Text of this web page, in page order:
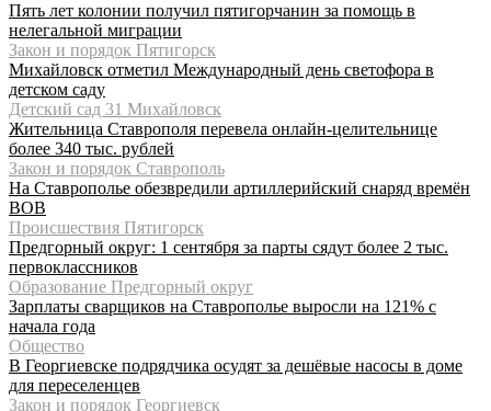
Пять лет колонии получил пятигорчанин за помощь в
нелегальной миграции
Закон и порядок Пятигорск
Михайловск отметил Международный день светофора в
детском саду
Детский сад 31 Михайловск
Жительница Ставрополя перевела онлайн-целительнице
более 340 тыс. рублей
Закон и порядок Ставрополь
На Ставрополье обезвредили артиллерийский снаряд времён
ВОВ
Происшествия Пятигорск
Предгорный округ: 1 сентября за парты сядут более 2 тыс.
первоклассников
Образование Предгорный округ
Зарплаты сварщиков на Ставрополье выросли на 121% с
начала года
Общество
В Георгиевске подрядчика осудят за дешёвые насосы в доме
для переселенцев
Закон и порядок Георгиевск